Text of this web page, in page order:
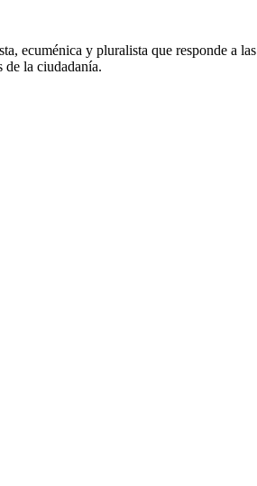
ecuménica y pluralista que responde a las
de la ciudadanía.